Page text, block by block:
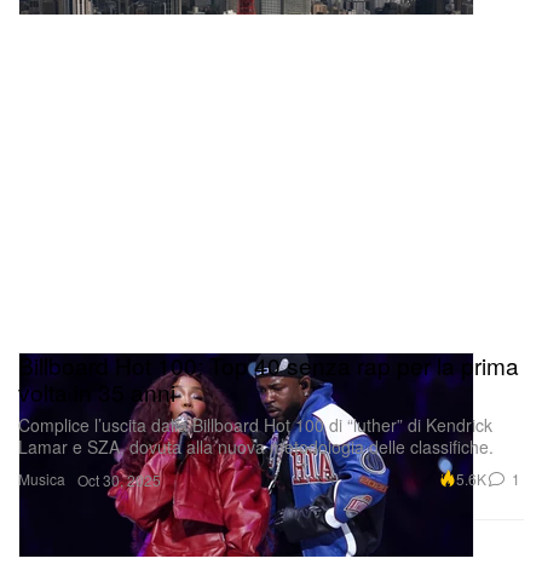
Musica
Billboard Hot 100: Top 40 senza rap per la prima
volta in 35 anni
Complice l’uscita dalla Billboard Hot 100 di “luther” di Kendrick
Lamar e SZA, dovuta alla nuova metodologia delle classifiche.
Oct 30, 2025 5.6K 1